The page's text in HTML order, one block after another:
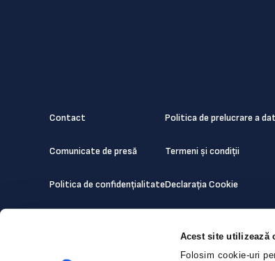
Acest site utilizează
Folosim cookie-uri
Contact
Comunicate de presă
Politica de confidențialitate
Politica de prelucrare a
Termeni și condiții
Declarația Cookie